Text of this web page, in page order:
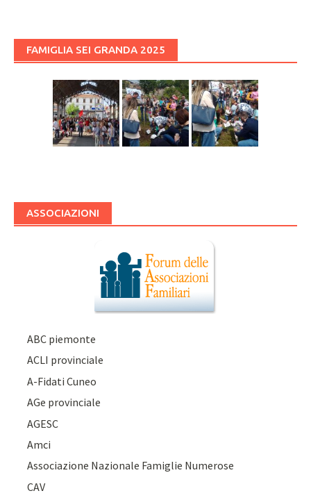
FAMIGLIA SEI GRANDA 2025
ASSOCIAZIONI
ABC piemonte
ACLI provinciale
A-Fidati Cuneo
AGe provinciale
AGESC
Amci
Associazione Nazionale Famiglie Numerose
CAV